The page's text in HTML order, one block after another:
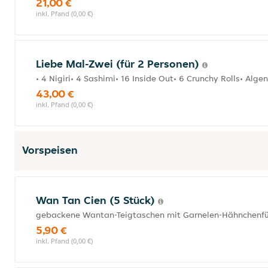
inkl. Pfand (0,00 €)
Liebe Mal-Zwei (für 2 Personen)
• 4 Nigiri• 4 Sashimi• 16 Inside Out• 6 Crunchy Rolls•
43,00 €
inkl. Pfand (0,00 €)
Vorspeisen
Wan Tan Cien (5 Stück)
gebackene Wantan-Teigtaschen mit Garnelen-
5,90 €
inkl. Pfand (0,00 €)